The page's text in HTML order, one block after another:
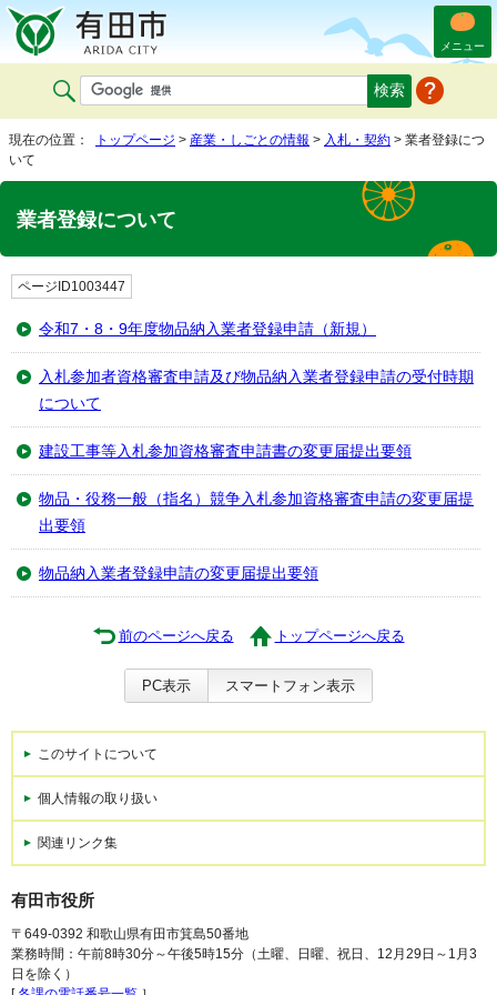
メニュー
現在の位置： トップページ > 産業・しごとの情報 > 入札・契約 > 業者登録につ
いて
業者登録について
ページID1003447
令和7・8・9年度物品納入業者登録申請（新規）
入札参加者資格審査申請及び物品納入業者登録申請の受付時期
について
建設工事等入札参加資格審査申請書の変更届提出要領
物品・役務一般（指名）競争入札参加資格審査申請の変更届提
出要領
物品納入業者登録申請の変更届提出要領
前のページへ戻る トップページへ戻る
PC表示 スマートフォン表示
このサイトについて
個人情報の取り扱い
関連リンク集
有田市役所
〒649-0392 和歌山県有田市箕島50番地
業務時間：午前8時30分～午後5時15分（土曜、日曜、祝日、12月29日～1月3
日を除く）